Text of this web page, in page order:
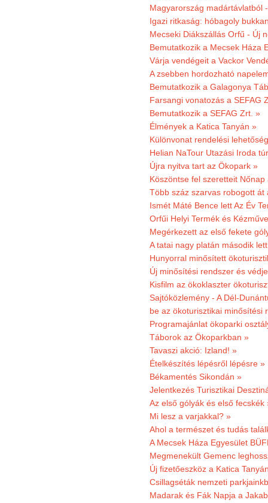
Magyarország madártávlatból
Igazi ritkaság: hóbagoly
Mecseki Diákszállás Orfű - Új
Bemutatkozik a Mecsek Háza
Várja vendégeit a Vackor
A zsebben hordozható
Bemutatkozik a Galagonya
Farsangi vonatozás a SEFAG
Bemutatkozik a SEFAG Zrt. »
Élmények a Katica Tanyán »
Különvonat rendelési
Helian NaTour Utazási Iroda
Újra nyitva tart az Ökopark »
Köszöntse fel szeretteit
Több száz szarvas robogott át
Ismét Máté Bence lett Az Év
Orfűi Helyi Termék és
Megérkezett az első fekete
A tatai nagy platán második
Hunyorral minősített
Új minősítési rendszer és
Kisfilm az ökoklaszter
Sajtóközlemény - A Dél-
be az ökoturisztikai minősítési
Programajánlat ökoparki
Táborok az Ökoparkban »
Tavaszi akció: Izland! »
Ételkészítés lépésről lépésre »
Békamentés Sikondán »
Jelentkezés Turisztikai
Az első gólyák és első fecskék
Mi lesz a varjakkal? »
Ahol a természet és tudás
A Mecsek Háza Egyesület
Megmenekült Gemenc
Új fizetőeszköz a Katica
Csillagséták nemzeti
Madarak és Fák Napja a